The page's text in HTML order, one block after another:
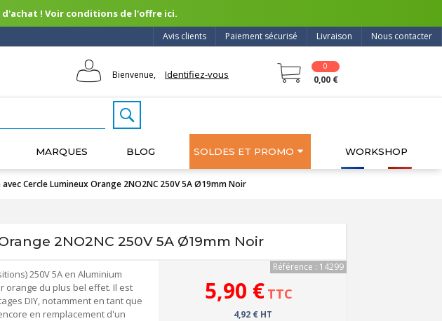
! Voir conditions de l'offre ici.
Nous contacter
Livraison
Paiement sécurisé
Avis clients
Bienvenue, Identifiez-vous
0
0,00 €
MARQUES BLOG SOLDES ET PROMO WORKSHOP
Cercle Lumineux Orange 2NO2NC 250V 5A Ø19mm Noir
2NO2NC 250V 5A Ø19mm Noir
250V 5A en Aluminium
orange du plus bel effet. Il est
DIY, notamment en tant que
en remplacement d'un
Référence : 14299
5,90 € TTC
4,92 € HT